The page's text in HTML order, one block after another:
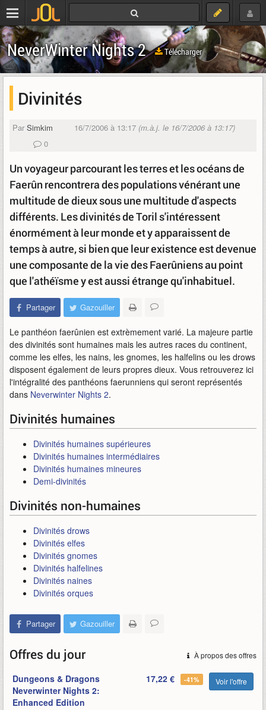
NeverWinter Nights 2 Télécharger
Divinités
Par Simkim 16/7/2006 à 13:17 (m.à.j. le 16/7/2006 à 13:17)
0
Un voyageur parcourant les terres et les océans de
Faerûn rencontrera des populations vénérant une
multitude de dieux sous une multitude d'aspects
différents. Les divinités de Toril s'intéressent
énormément à leur monde et y apparaissent de
temps à autre, si bien que leur existence est devenue
une composante de la vie des Faerûniens au point
que l'athéïsme y est aussi étrange qu'inhabituel.
Partager Gazouiller
Le panthéon faerûnien est extrèmement varié. La majeure partie
des divinités sont humaines mais les autres races du continent,
comme les elfes, les nains, les gnomes, les halfelins ou les drows
disposent également de leurs propres dieux. Vous retrouverez ici
l'intégralité des panthéons faerunniens qui seront représentés
dans Neverwinter Nights 2.
Divinités humaines
Divinités humaines supérieures
Divinités humaines intermédiaires
Divinités humaines mineures
Demi-divinités
Divinités non-humaines
Divinités drows
Divinités elfes
Divinités gnomes
Divinités halfelines
Divinités naines
Divinités orques
Partager Gazouiller
À propos des offres
Offres du jour
Dungeons & Dragons
Neverwinter Nights 2:
Enhanced Edition
17,22 € -41% Voir l'offre